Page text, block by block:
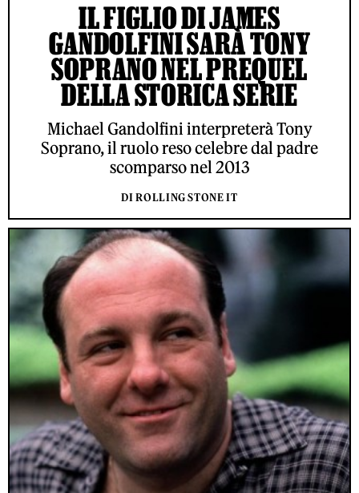
IL FIGLIO DI JAMES
GANDOLFINI SARÀ TONY
SOPRANO NEL PREQUEL
DELLA STORICA SERIE
Michael Gandolfini interpreterà Tony
Soprano, il ruolo reso celebre dal padre
scomparso nel 2013
DI ROLLING STONE IT